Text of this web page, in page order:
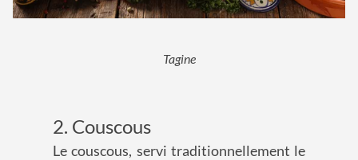
Tagine
2. Couscous
Le couscous, servi traditionnellement le